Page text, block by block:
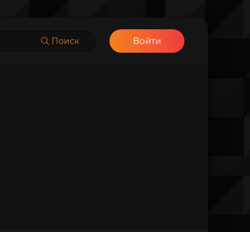
Поиск Войти